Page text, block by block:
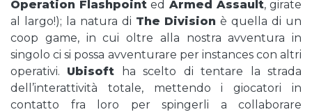
Operation Flashpoint ed Armed Assault, girate
al largo!); la natura di The Division è quella di un
coop game, in cui oltre alla nostra avventura in
singolo ci si possa avventurare per instances con altri
operativi. Ubisoft ha scelto di tentare la strada
dell’interattività totale, mettendo i giocatori in
contatto fra loro per spingerli a collaborare